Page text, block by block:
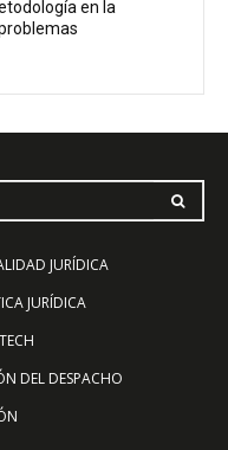
en la
JURÍDICA
JURÍDICA
DEL DESPACHO